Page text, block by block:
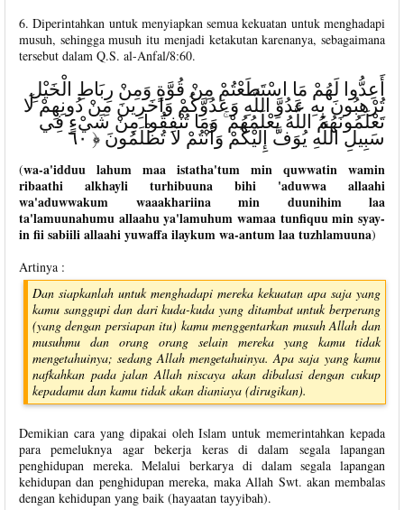
6. Diperintahkan untuk menyiapkan semua kekuatan untuk menghadapi
musuh, sehingga musuh itu menjadi ketakutan karenanya, sebagaimana
tersebut dalam Q.S. al-Anfal/8:60.
أَعِدُّوا لَهُمْ مَا اسْتَطَعْتُمْ مِنْ قُوَّةٍ وَمِنْ رِبَاطِ الْخَيْلِ
تُرْهِبُونَ بِهِ عَدُوَّ اللَّهِ وَعَدُوَّكُمْ وَآخَرِينَ مِنْ دُونِهِمْ لَا
تَعْلَمُونَهُمُ اللَّهُ يَعْلَمُهُمْ ۚ وَمَا تُنْفِقُوا مِنْ شَيْءٍ فِي
سَبِيلِ اللَّهِ يُوَفَّ إِلَيْكُمْ وَأَنْتُمْ لَا تُظْلَمُونَ ﴿ ٦٠
(wa-a'idduu lahum maa istatha'tum min quwwatin wamin
ribaathi alkhayli turhibuuna bihi 'aduwwa allaahi
wa'aduwwakum waaakhariina min duunihim laa
ta'lamuunahumu allaahu ya'lamuhum wamaa tunfiquu min syay-
in fii sabiili allaahi yuwaffa ilaykum wa-antum laa tuzhlamuuna)
Artinya :
Dan siapkanlah untuk menghadapi mereka kekuatan apa saja yang
kamu sanggupi dan dari kuda-kuda yang ditambat untuk berperang
(yang dengan persiapan itu) kamu menggentarkan musuh Allah dan
musuhmu dan orang orang selain mereka yang kamu tidak
mengetahuinya; sedang Allah mengetahuinya. Apa saja yang kamu
nafkahkan pada jalan Allah niscaya akan dibalasi dengan cukup
kepadamu dan kamu tidak akan dianiaya (dirugikan).
Demikian cara yang dipakai oleh Islam untuk memerintahkan kepada
para pemeluknya agar bekerja keras di dalam segala lapangan
penghidupan mereka. Melalui berkarya di dalam segala lapangan
kehidupan dan penghidupan mereka, maka Allah Swt. akan membalas
dengan kehidupan yang baik (hayaatan tayyibah).